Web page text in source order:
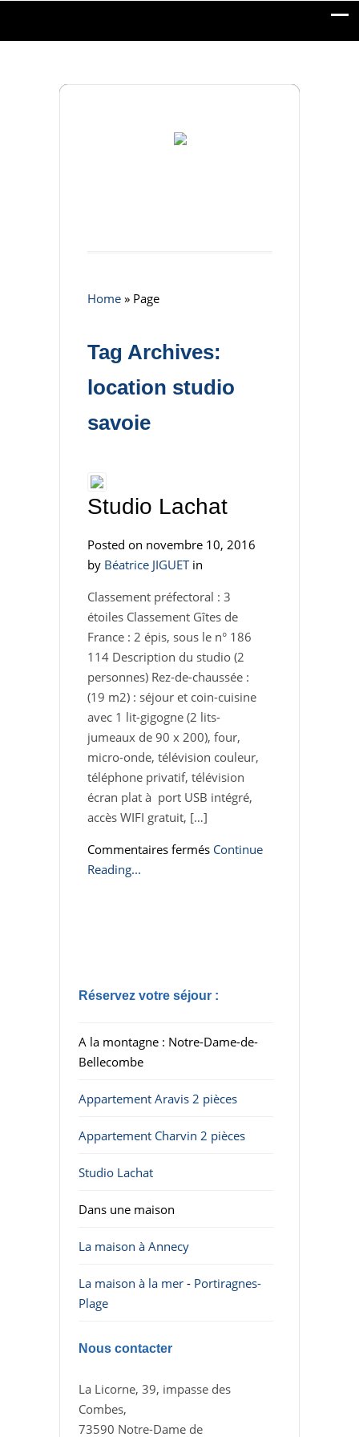
Home » Page
Tag Archives:
location studio
savoie
Studio Lachat
Posted on novembre 10, 2016
by Béatrice JIGUETin
Classement préfectoral : 3
étoiles Classement Gîtes de
France : 2 épis, sous le n° 186
114 Description du studio (2
personnes) Rez-de-chaussée :
(19 m2) : séjour et coin-cuisine
avec 1 lit-gigogne (2 lits-
jumeaux de 90 x 200), four,
micro-onde, télévision couleur,
téléphone privatif, télévision
écran plat à port USB intégré,
accès WIFI gratuit, […]
Commentaires ferméssur
Continue
Reading...
Réservez votre séjour :
A la montagne : Notre-Dame-de-
Bellecombe
Appartement Aravis 2 pièces
Appartement Charvin 2 pièces
Studio Lachat
Dans une maison
La maison à Annecy
La maison à la mer - Portiragnes-
Plage
Nous contacter
La Licorne, 39, impasse des
Combes,
73590 Notre-Dame de